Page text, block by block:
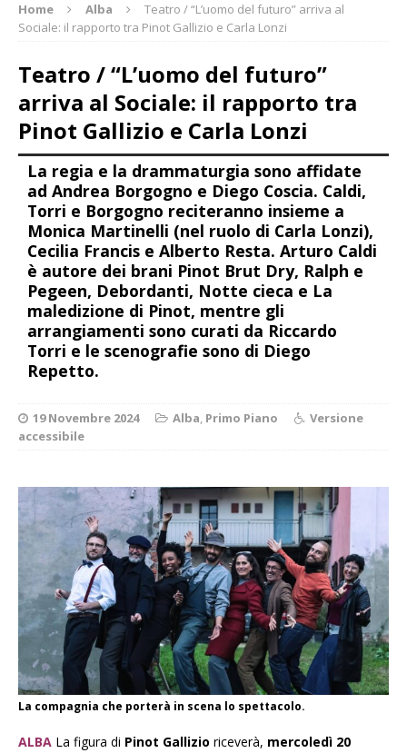
Home Alba
Teatro / “L’uomo del futuro” arriva al
Sociale: il rapporto tra Pinot Gallizio e Carla Lonzi
Teatro / “L’uomo del futuro”
arriva al Sociale: il rapporto tra
Pinot Gallizio e Carla Lonzi
La regia e la drammaturgia sono affidate
ad Andrea Borgogno e Diego Coscia. Caldi,
Torri e Borgogno reciteranno insieme a
Monica Martinelli (nel ruolo di Carla Lonzi),
Cecilia Francis e Alberto Resta. Arturo Caldi
è autore dei brani Pinot Brut Dry, Ralph e
Pegeen, Debordanti, Notte cieca e La
maledizione di Pinot, mentre gli
arrangiamenti sono curati da Riccardo
Torri e le scenografie sono di Diego
Repetto.
19 Novembre 2024 Alba, Primo Piano
Versione
accessibile
La compagnia che porterà in scena lo spettacolo.
ALBA La figura di Pinot Gallizio riceverà, mercoledì 20